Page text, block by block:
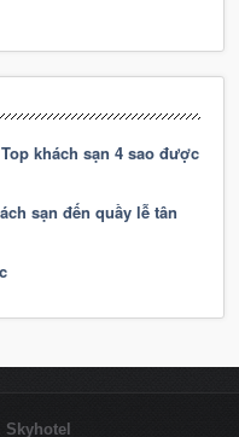
khách sạn 4 sao được
sạn đến quầy lễ tân